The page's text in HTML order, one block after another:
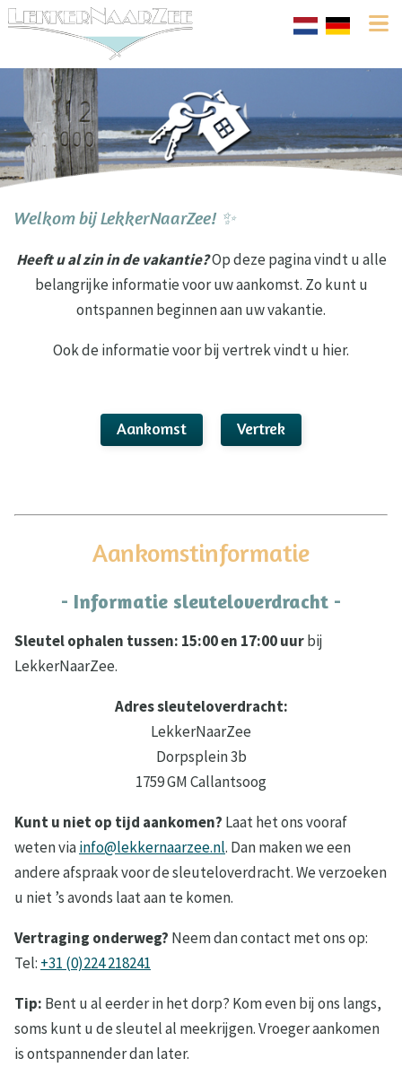
Welkom bij LekkerNaarZee! ✨
Heeft u al zin in de vakantie?Op deze pagina vindt u alle
belangrijke informatie voor uw aankomst. Zo kunt u
ontspannen beginnen aan uw vakantie.
Ook de informatie voor bij vertrek vindt u hier.
Aankomst Vertrek
Aankomstinformatie
- Informatie sleuteloverdracht -
Sleutel ophalen tussen: 15:00 en 17:00 uurbij
LekkerNaarZee.
Adres sleuteloverdracht:
LekkerNaarZee
Dorpsplein 3b
1759 GM Callantsoog
Kunt u niet op tijd aankomen? Laat het ons vooraf
weten viainfo@lekkernaarzee.nl. Dan maken we een
andere afspraak voor de sleuteloverdracht. We verzoeken
u niet ’s avonds laat aan te komen.
Vertraging onderweg? Neem dan contact met ons op:
Tel: +31 (0)224 218241
Tip: Bent u al eerder in het dorp? Kom even bij ons langs,
soms kunt u de sleutel al meekrijgen. Vroeger aankomen
is ontspannender dan later.